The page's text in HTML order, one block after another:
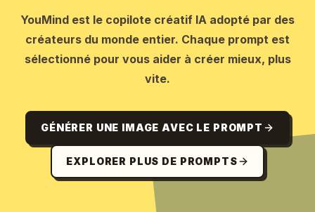
YouMind est le copilote créatif IA adopté par des
créateurs du monde entier. Chaque prompt est
sélectionné pour vous aider à créer mieux, plus
vite.
GÉNÉRER UNE IMAGE AVEC LE PROMPT
EXPLORER PLUS DE PROMPTS